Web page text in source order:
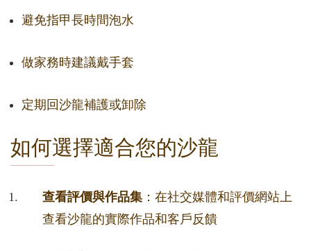
避免指甲長時間泡水
做家務時建議戴手套
定期回沙龍補護或卸除
如何選擇適合您的沙龍
查看評價與作品集 ：在社交媒體和評價網站上
查看沙龍的實際作品和客戶反饋